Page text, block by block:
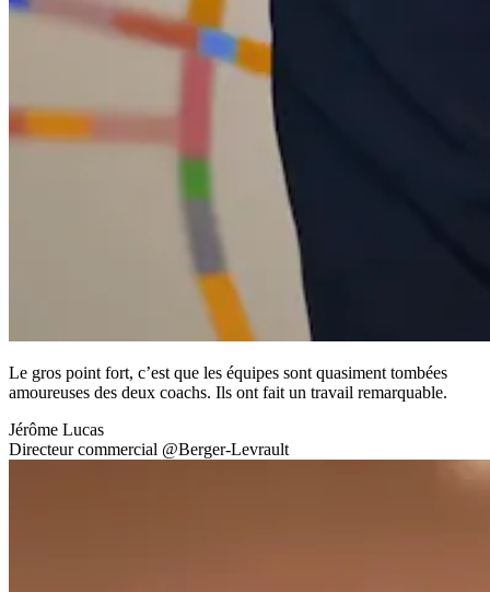
Le gros point fort, c’est que les équipes sont quasiment tombées
amoureuses des deux coachs. Ils ont fait un travail remarquable.
Jérôme Lucas
Directeur commercial @Berger-Levrault